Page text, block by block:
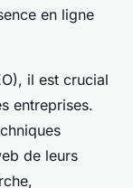
en ligne
il est crucial
entreprises.
de leurs